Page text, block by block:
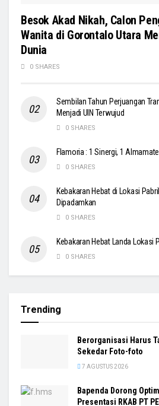
Besok Akad Nikah, Calon
Wanita di Gorontalo Utara
Dunia
0 SHARES
Sembilan Tahun Perjuangan
Menjadi UIN Terwujud
0 SHARES
Flamoria : 1 Sinergi, 1
0 SHARES
Kebakaran Hebat di Lokasi
Dipadamkan
0 SHARES
Kebakaran Hebat Landa Lokasi
0 SHARES
Trending
Berorganisasi Harus
Sekedar Foto-foto
7 AGUSTUS 2026
Bapenda Dorong
Presentasi RKAB PT